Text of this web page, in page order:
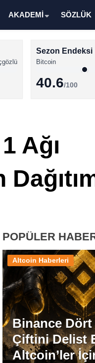
AKADEMİ SÖZLÜK
Sezon Endeksi
Bitcoin
40.6/100
Ağı
POPÜLER
Binance Dört
Çiftini Delist
Altcoin’ler
Altcoin Haberleri